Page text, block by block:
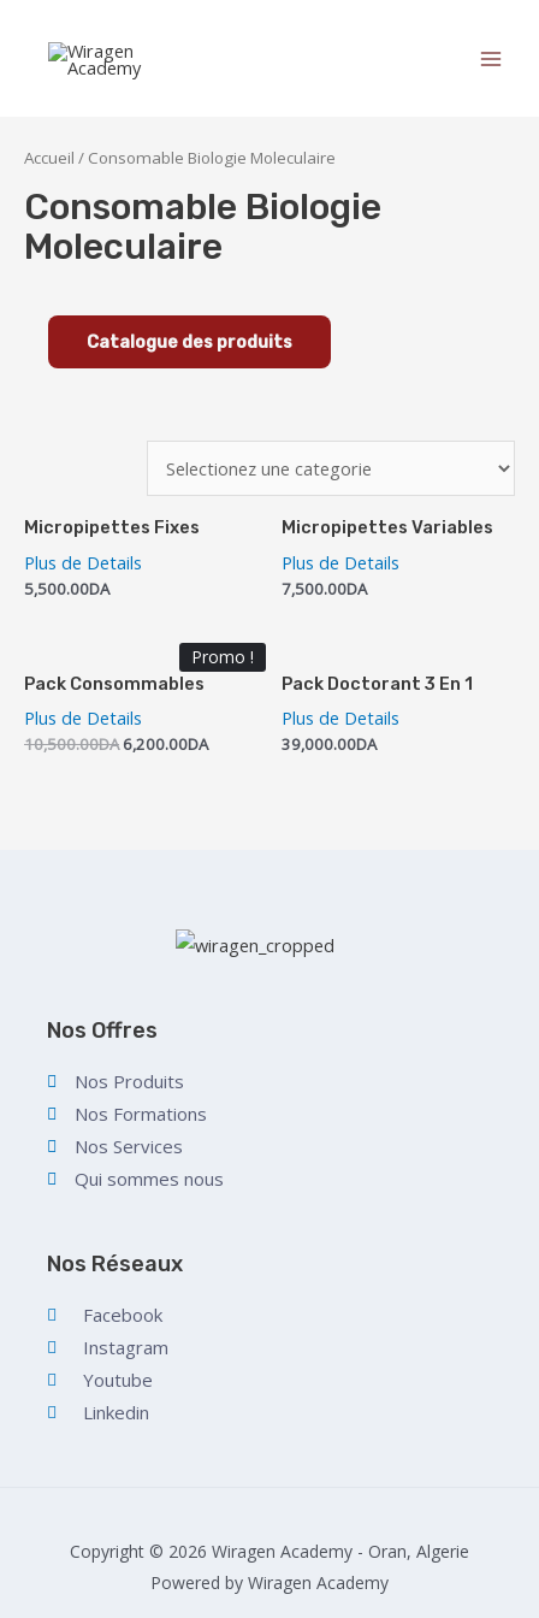
Accueil / Consomable Biologie Moleculaire
Consomable Biologie
Moleculaire
Catalogue des produits
Micropipettes Fixes
Plus de Details
5,500.00DA
Micropipettes Variables
Plus de Details
7,500.00DA
Promo !
Pack Consommables
Plus de Details
10,500.00DA 6,200.00DA
Pack Doctorant 3 En 1
Plus de Details
39,000.00DA
Nos Offres
Nos Produits
Nos Formations
Nos Services
Qui sommes nous
Nos Réseaux
Facebook
Instagram
Youtube
Linkedin
Copyright © 2026 Wiragen Academy - Oran, Algerie
Powered by Wiragen Academy